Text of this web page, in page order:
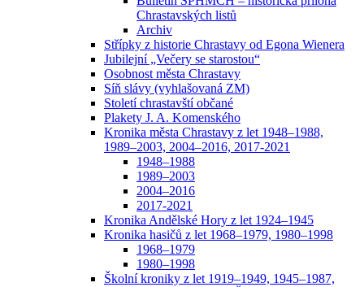
Chrastavských listů
Archiv
Střípky z historie Chrastavy od Egona Wienera
Jubilejní „Večery se starostou“
Osobnost města Chrastavy
Síň slávy (vyhlašovaná ZM)
Století chrastavští občané
Plakety J. A. Komenského
Kronika města Chrastavy z let 1948–1988,
1989–2003, 2004–2016, 2017-2021
1948–1988
1989–2003
2004–2016
2017-2021
Kronika Andělské Hory z let 1924–1945
Kronika hasičů z let 1968–1979, 1980–1998
1968–1979
1980–1998
Školní kroniky z let 1919–1949, 1945–1987,